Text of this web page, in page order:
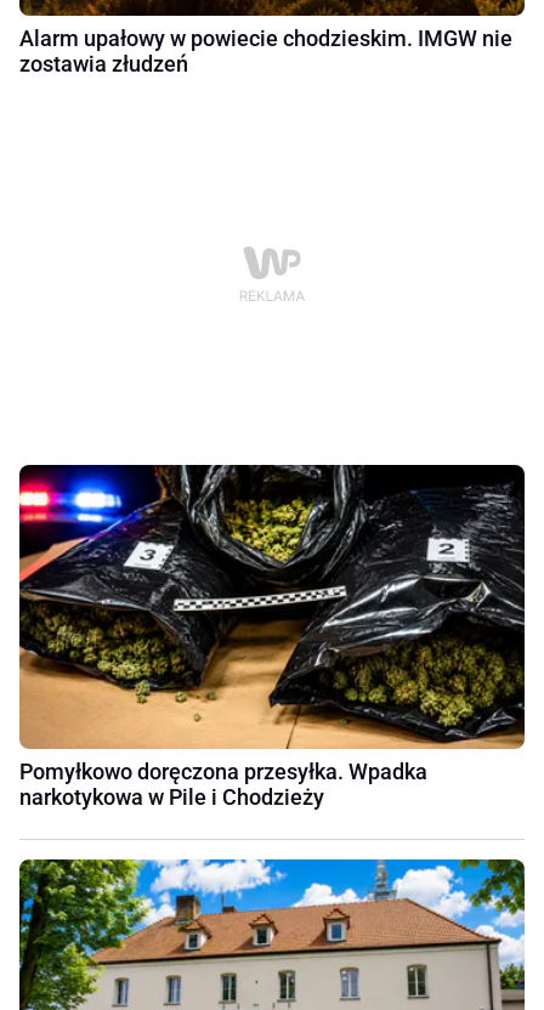
Alarm upałowy w powiecie chodzieskim. IMGW nie
zostawia złudzeń
Pomyłkowo doręczona przesyłka. Wpadka
narkotykowa w Pile i Chodzieży